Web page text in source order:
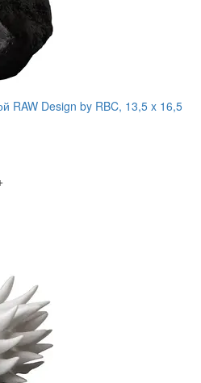
RAW Design by RBC, 13,5 x 16,5